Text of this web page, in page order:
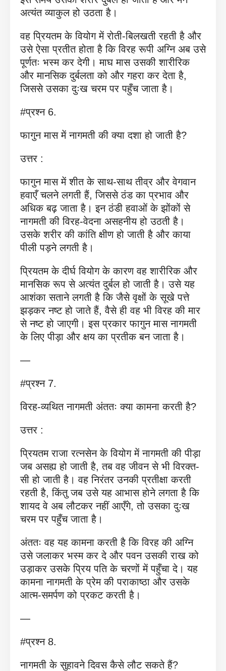
अत्यंत व्याकुल हो उठता है।
वह प्रियतम के वियोग में रोती-बिलखती रहती है और
उसे ऐसा प्रतीत होता है कि विरह रूपी अग्नि अब उसे
पूर्णतः भस्म कर देगी। माघ मास उसकी शारीरिक
और मानसिक दुर्बलता को और गहरा कर देता है,
जिससे उसका दुःख चरम पर पहुँच जाता है।
#प्रश्न 6.
फागुन मास में नागमती की क्या दशा हो जाती है?
उत्तर :
फागुन मास में शीत के साथ-साथ तीव्र और वेगवान
हवाएँ चलने लगती हैं, जिससे ठंड का प्रभाव और
अधिक बढ़ जाता है। इन ठंडी हवाओं के झोंकों से
नागमती की विरह-वेदना असहनीय हो उठती है।
उसके शरीर की कांति क्षीण हो जाती है और काया
पीली पड़ने लगती है।
प्रियतम के दीर्घ वियोग के कारण वह शारीरिक और
मानसिक रूप से अत्यंत दुर्बल हो जाती है। उसे यह
आशंका सताने लगती है कि जैसे वृक्षों के सूखे पत्ते
झड़कर नष्ट हो जाते हैं, वैसे ही वह भी विरह की मार
से नष्ट हो जाएगी। इस प्रकार फागुन मास नागमती
के लिए पीड़ा और क्षय का प्रतीक बन जाता है।
—
#प्रश्न 7.
विरह-व्यथित नागमती अंततः क्या कामना करती है?
उत्तर :
प्रियतम राजा रत्नसेन के वियोग में नागमती की पीड़ा
जब असह्य हो जाती है, तब वह जीवन से भी विरक्त-
सी हो जाती है। वह निरंतर उनकी प्रतीक्षा करती
रहती है, किंतु जब उसे यह आभास होने लगता है कि
शायद वे अब लौटकर नहीं आएँगे, तो उसका दुःख
चरम पर पहुँच जाता है।
अंततः वह यह कामना करती है कि विरह की अग्नि
उसे जलाकर भस्म कर दे और पवन उसकी राख को
उड़ाकर उसके प्रिय पति के चरणों में पहुँचा दे। यह
कामना नागमती के प्रेम की पराकाष्ठा और उसके
आत्म-समर्पण को प्रकट करती है।
—
#प्रश्न 8.
नागमती के सुहावने दिवस कैसे लौट सकते हैं?